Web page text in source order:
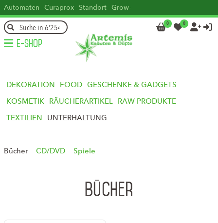
Automaten Curaprox Standort Grow-
how Head Kontakt 0 0  
E-Shop
DEKORATION FOOD GESCHENKE & GADGETS
KOSMETIK
RÄUCHERARTIKEL
RAW PRODUKTE
TEXTILIEN
UNTERHALTUNG
Bücher CD/DVD Spiele
Bücher